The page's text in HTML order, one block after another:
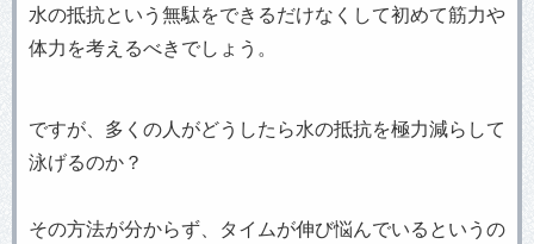
水の抵抗という無駄をできるだけなくして初めて筋力や
体力を考えるべきでしょう。
ですが、多くの人がどうしたら水の抵抗を極力減らして
泳げるのか？
その方法が分からず、タイムが伸び悩んでいるというの